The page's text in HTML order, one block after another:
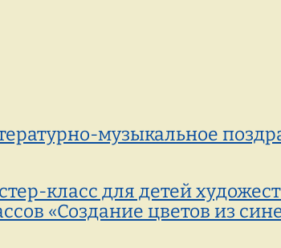
музыкальное
класс для детей
«Создание цветов из